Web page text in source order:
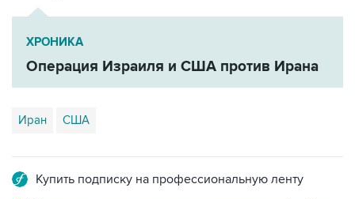
ХРОНИКА
Операция Израиля и США против Ирана
Иран США
Купить подписку на профессиональную ленту